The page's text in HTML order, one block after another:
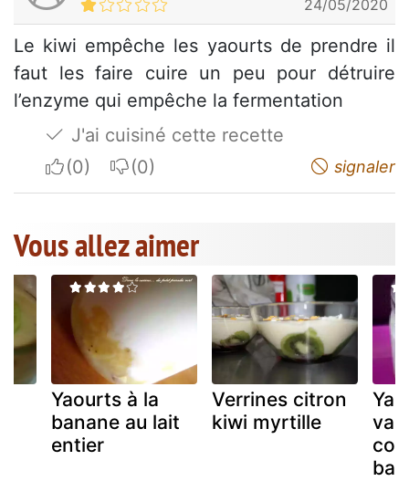
24/05/2020
Le kiwi empêche les yaourts de prendre il
faut les faire cuire un peu pour détruire
l’enzyme qui empêche la fermentation
J'ai cuisiné cette recette
I apreciateI do not appreciate signaler
Vous allez aimer
Yaourts à la
banane au lait
entier
Verrines citron
kiwi myrtille